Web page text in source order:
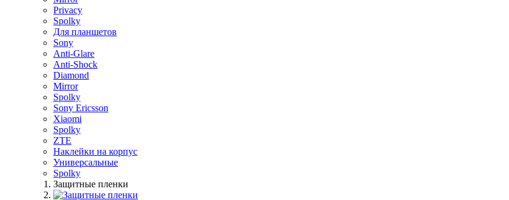
Privacy
Spolky
Для планшетов
Sony
Anti-Glare
Anti-Shock
Diamond
Mirror
Spolky
Sony Ericsson
Xiaomi
Spolky
ZTE
Наклейки на корпус
Универсальные
Spolky
Защитные пленки